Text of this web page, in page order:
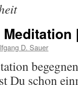
D. Sauer
Du schon